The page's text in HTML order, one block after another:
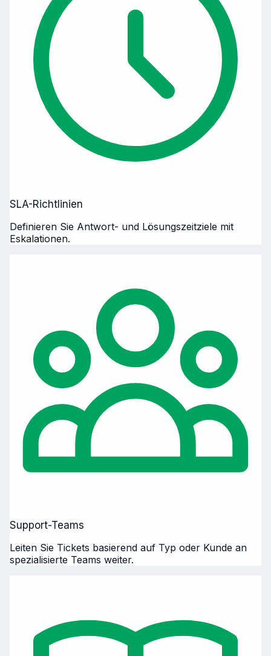
SLA-Richtlinien
Definieren Sie Antwort- und Lösungszeitziele mit
Eskalationen.
Support-Teams
Leiten Sie Tickets basierend auf Typ oder Kunde an
spezialisierte Teams weiter.